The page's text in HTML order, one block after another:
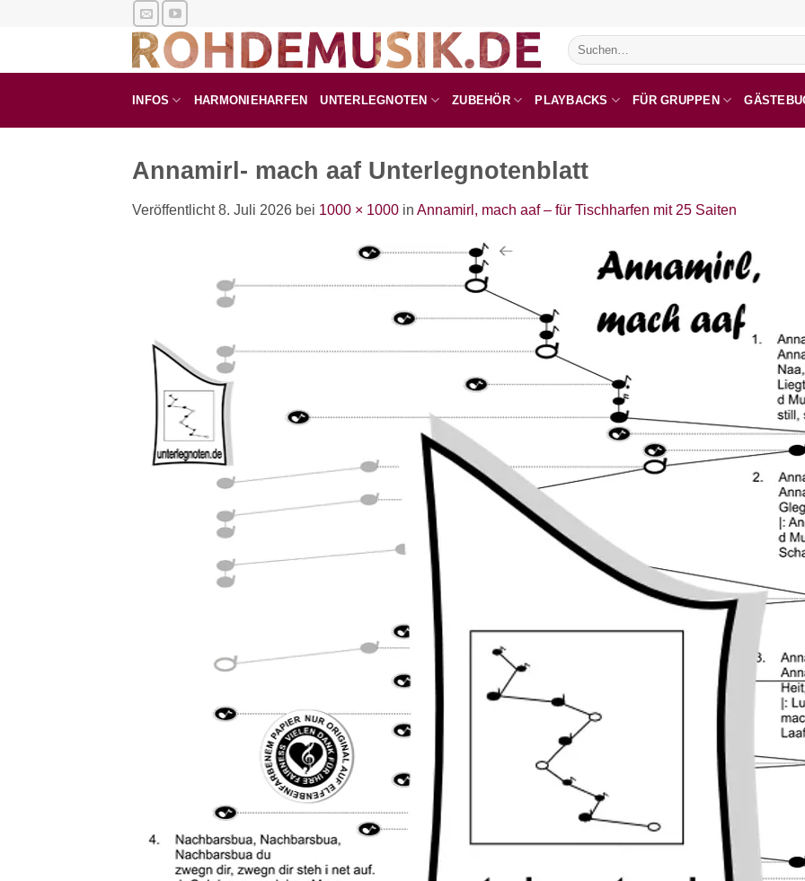
Suchen
nach:
INFOS HARMONIEHARFEN UNTERLEGNOTEN ZUBEHÖR PLAYBACKS FÜR GRUPPEN
Annamirl- mach aaf Unterlegnotenblatt
Veröffentlicht8. Juli 2026 bei 1000 × 1000 in Annamirl, mach aaf – für Tischharfen mit 25 Saiten